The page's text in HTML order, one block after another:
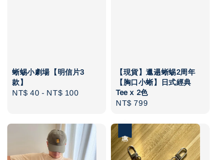
蜥蜴小劇場【明信片3
款】
Regular
NT$ 40 - NT$ 100
【現貨】邋遢蜥蜴2周年
【胸口小蜥】日式經典
Tee x 2色
Regular
NT$ 799